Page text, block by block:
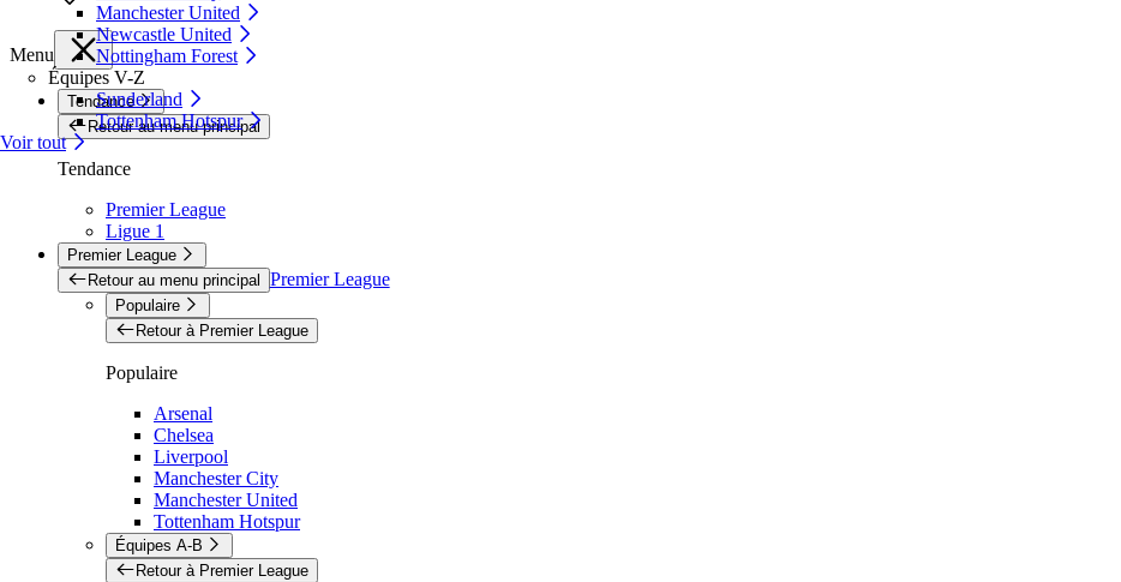
Manchester United
Newcastle United
Nottingham Forest
Équipes V-Z
Sunderland
Tottenham Hotspur
Voir tout
Menu
Tendance
Retour au menu principal
Tendance
Premier League
Ligue 1
Premier League
Retour au menu principal Premier League
Populaire
Retour à Premier League
Populaire
Arsenal
Chelsea
Liverpool
Manchester City
Manchester United
Tottenham Hotspur
Équipes A-B
Retour à Premier League